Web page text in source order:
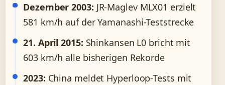
Dezember 2003: JR-Maglev MLX01 erzielt
581 km/h auf der Yamanashi-Teststrecke
21. April 2015: Shinkansen L0 bricht mit
603 km/h alle bisherigen Rekorde
2023: China meldet Hyperloop-Tests mit